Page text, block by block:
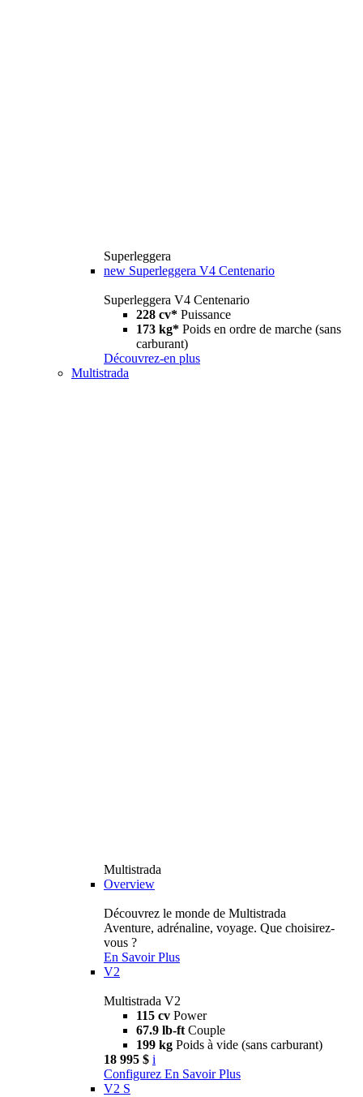
Superleggera
new Superleggera V4 Centenario
Superleggera V4 Centenario
228 cv* Puissance
173 kg* Poids en ordre de marche (sans
carburant)
Découvrez-en plus
Multistrada
Multistrada
Overview
Découvrez le monde de Multistrada
Aventure, adrénaline, voyage. Que choisirez-
vous ?
En Savoir Plus
V2
Multistrada V2
115 cv Power
67.9 lb-ft Couple
199 kg Poids à vide (sans carburant)
18 995 $ i
Configurez En Savoir Plus
V2 S